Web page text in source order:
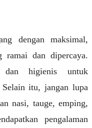
dengan maksimal,
ramai dan dipercaya.
higienis untuk
Selain itu, jangan lupa
nasi, tauge, emping,
pengalaman